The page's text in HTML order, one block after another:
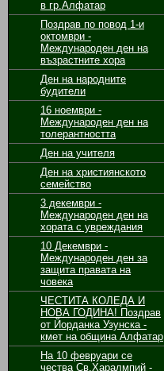
в гр.Алфатар
Поздрав по повод 1-и
октомври -
Международен ден на
възрастните хора
Ден на народните
будители
16 ноември -
Международен ден на
толерантността
Ден на учителя
Ден на християнското
семейство
3 декември -
Международен ден на
хората с увреждания
10 Декември -
Международен ден за
защита правата на
човека
ЧЕСТИТА КОЛЕДА И
НОВА ГОДИНА! Поздрав
от Йорданка Узунска -
кмет на община Алфатар
На 10 февруари се
чества Св.Харалмпий -